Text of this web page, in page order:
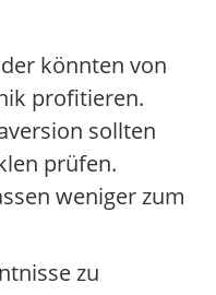
könnten von
profitieren.
sollten
prüfen.
weniger zum
zu